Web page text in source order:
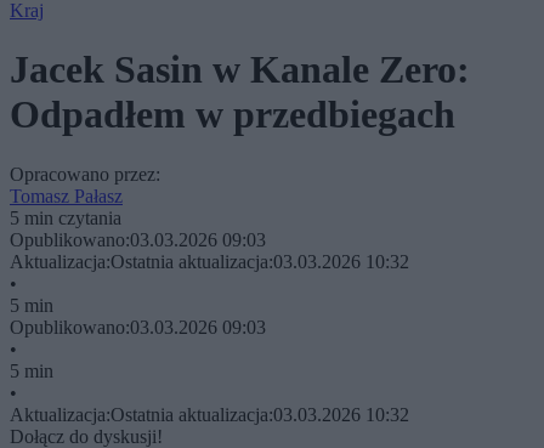
Kraj
Jacek Sasin w Kanale Zero:
Odpadłem w przedbiegach
Opracowano przez:
Tomasz Pałasz
5 min czytania
Opublikowano:03.03.2026 09:03
Aktualizacja:Ostatnia aktualizacja:03.03.2026 10:32
•
5 min
Opublikowano:03.03.2026 09:03
•
5 min
•
Aktualizacja:Ostatnia aktualizacja:03.03.2026 10:32
Dołącz do dyskusji!